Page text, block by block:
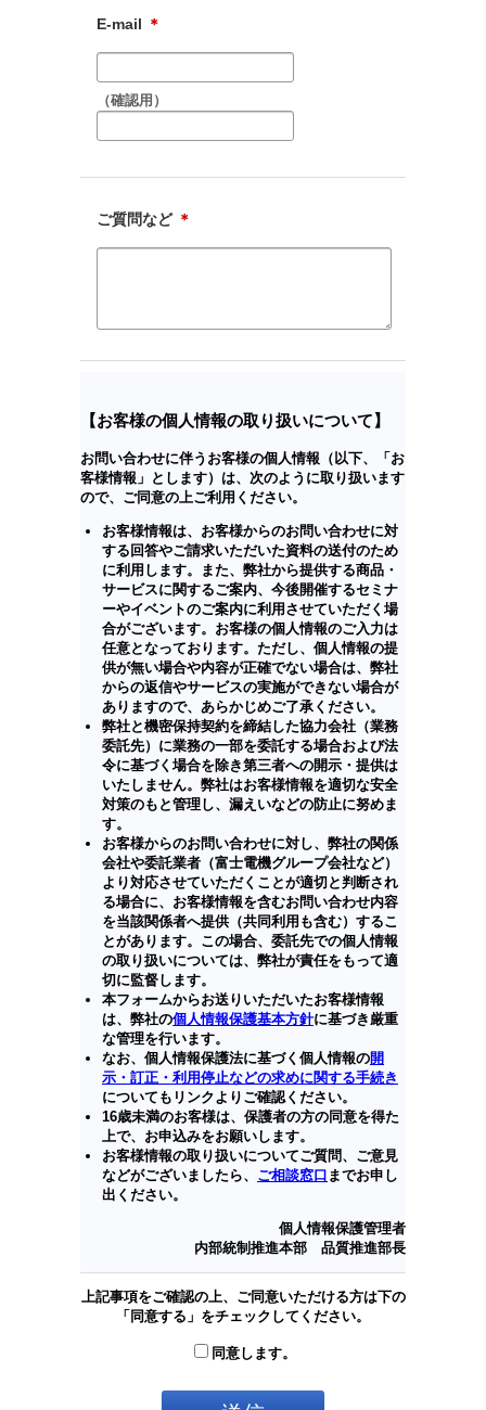
E-mail ＊
（確認用）
ご質問など ＊
【お客様の個人情報の取り扱いについて】
お問い合わせに伴うお客様の個人情報（以下、「お
客様情報」とします）は、次のように取り扱います
ので、ご同意の上ご利用ください。
お客様情報は、お客様からのお問い合わせに対
する回答やご請求いただいた資料の送付のため
に利用します。また、弊社から提供する商品・
サービスに関するご案内、今後開催するセミナ
ーやイベントのご案内に利用させていただく場
合がございます。お客様の個人情報のご入力は
任意となっております。ただし、個人情報の提
供が無い場合や内容が正確でない場合は、弊社
からの返信やサービスの実施ができない場合が
ありますので、あらかじめご了承ください。
弊社と機密保持契約を締結した協力会社（業務
委託先）に業務の一部を委託する場合および法
令に基づく場合を除き第三者への開示・提供は
いたしません。弊社はお客様情報を適切な安全
対策のもと管理し、漏えいなどの防止に努めま
す。
お客様からのお問い合わせに対し、弊社の関係
会社や委託業者（富士電機グループ会社など）
より対応させていただくことが適切と判断され
る場合に、お客様情報を含むお問い合わせ内容
を当該関係者へ提供（共同利用も含む）するこ
とがあります。この場合、委託先での個人情報
の取り扱いについては、弊社が責任をもって適
切に監督します。
本フォームからお送りいただいたお客様情報
は、弊社の個人情報保護基本方針に基づき厳重
な管理を行います。
なお、個人情報保護法に基づく個人情報の開
示・訂正・利用停止などの求めに関する手続き
についてもリンクよりご確認ください。
16歳未満のお客様は、保護者の方の同意を得た
上で、お申込みをお願いします。
お客様情報の取り扱いについてご質問、ご意見
などがございましたら、 ご相談窓口 までお申し
出ください。
個人情報保護管理者
内部統制推進本部 品質推進部長
上記事項をご確認の上、ご同意いただける方は下の
「同意する」をチェックしてください。
同意します。